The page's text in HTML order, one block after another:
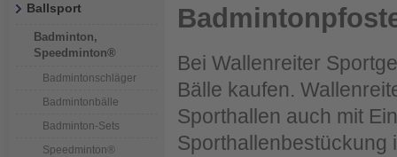
Ballsport
Badminton,
Speedminton®
Badmintonschläger
Badmintonbälle
Badminton-Sets
Speedminton®
Bei Wallenreiter
Bälle kaufen.
Sporthallen auch mit
Sporthallenbestückung